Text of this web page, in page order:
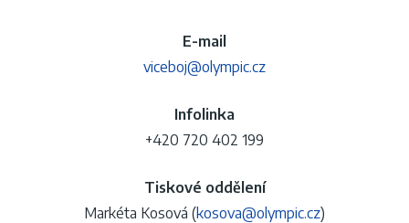
E-mail
viceboj@olympic.cz
Infolinka
+420 720 402 199
Tiskové oddělení
Markéta Kosová (kosova@olympic.cz)